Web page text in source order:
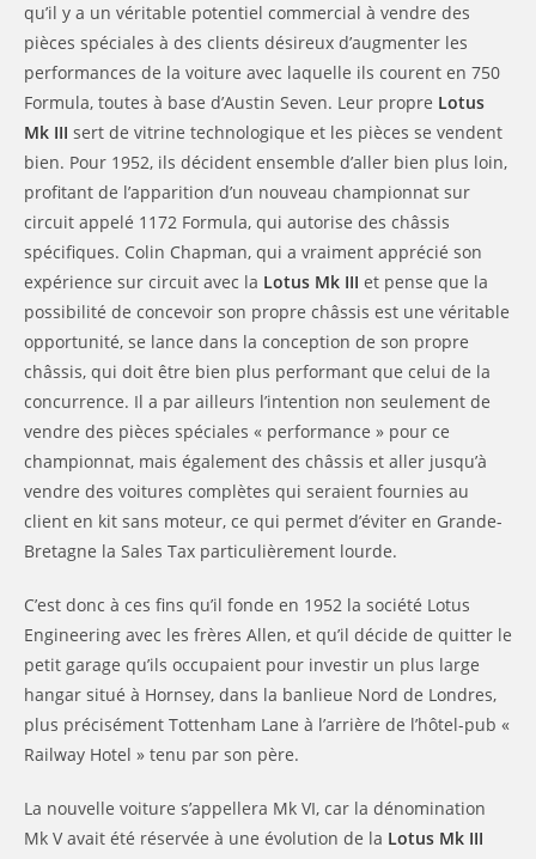
qu’il y a un véritable potentiel commercial à vendre des
pièces spéciales à des clients désireux d’augmenter les
performances de la voiture avec laquelle ils courent en 750
Formula, toutes à base d’Austin Seven. Leur propre Lotus
Mk III sert de vitrine technologique et les pièces se vendent
bien. Pour 1952, ils décident ensemble d’aller bien plus loin,
profitant de l’apparition d’un nouveau championnat sur
circuit appelé 1172 Formula, qui autorise des châssis
spécifiques. Colin Chapman, qui a vraiment apprécié son
expérience sur circuit avec la Lotus Mk III et pense que la
possibilité de concevoir son propre châssis est une véritable
opportunité, se lance dans la conception de son propre
châssis, qui doit être bien plus performant que celui de la
concurrence. Il a par ailleurs l’intention non seulement de
vendre des pièces spéciales « performance » pour ce
championnat, mais également des châssis et aller jusqu’à
vendre des voitures complètes qui seraient fournies au
client en kit sans moteur, ce qui permet d’éviter en Grande-
Bretagne la Sales Tax particulièrement lourde.
C’est donc à ces fins qu’il fonde en 1952 la société Lotus
Engineering avec les frères Allen, et qu’il décide de quitter le
petit garage qu’ils occupaient pour investir un plus large
hangar situé à Hornsey, dans la banlieue Nord de Londres,
plus précisément Tottenham Lane à l’arrière de l’hôtel-pub «
Railway Hotel » tenu par son père.
La nouvelle voiture s’appellera Mk VI, car la dénomination
Mk V avait été réservée à une évolution de la Lotus Mk III